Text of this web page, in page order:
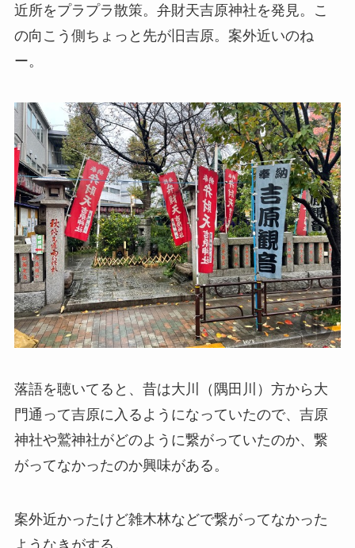
近所をプラプラ散策。弁財天吉原神社を発見。こ
の向こう側ちょっと先が旧吉原。案外近いのね
ー。
落語を聴いてると、昔は大川（隅田川）方から大
門通って吉原に入るようになっていたので、吉原
神社や鷲神社がどのように繋がっていたのか、繋
がってなかったのか興味がある。
案外近かったけど雑木林などで繋がってなかった
ようなきがする。